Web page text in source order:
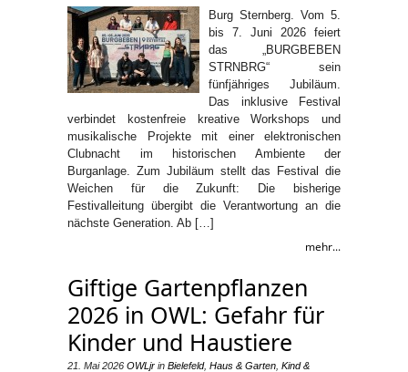
Burg Sternberg. Vom 5.
bis 7. Juni 2026 feiert
das „BURGBEBEN
STRNBRG“ sein
fünfjähriges Jubiläum.
Das inklusive Festival
verbindet kostenfreie kreative Workshops und
musikalische Projekte mit einer elektronischen
Clubnacht im historischen Ambiente der
Burganlage. Zum Jubiläum stellt das Festival die
Weichen für die Zukunft: Die bisherige
Festivalleitung übergibt die Verantwortung an die
nächste Generation. Ab […]
mehr...
Giftige Gartenpflanzen
2026 in OWL: Gefahr für
Kinder und Haustiere
21. Mai 2026 OWLjr in Bielefeld, Haus & Garten Kind &